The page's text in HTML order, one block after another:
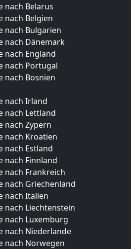
nach Belarus
nach Belgien
nach Bulgarien
nach Dänemark
nach England
nach Portugal
nach Bosnien
nach Irland
nach Lettland
nach Zypern
nach Kroatien
nach Estland
nach Finnland
nach Frankreich
nach Griechenland
nach Italien
nach Liechtenstein
nach Luxemburg
nach Niederlande
nach Norwegen